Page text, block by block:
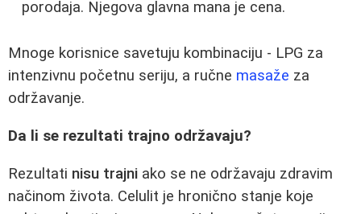
porodaja. Njegova glavna mana je cena.
Mnoge korisnice savetuju kombinaciju - LPG za
intenzivnu početnu seriju, a ručne masaže za
održavanje.
Da li se rezultati trajno održavaju?
Rezultati nisu trajni ako se ne održavaju zdravim
načinom života. Celulit je hronično stanje koje